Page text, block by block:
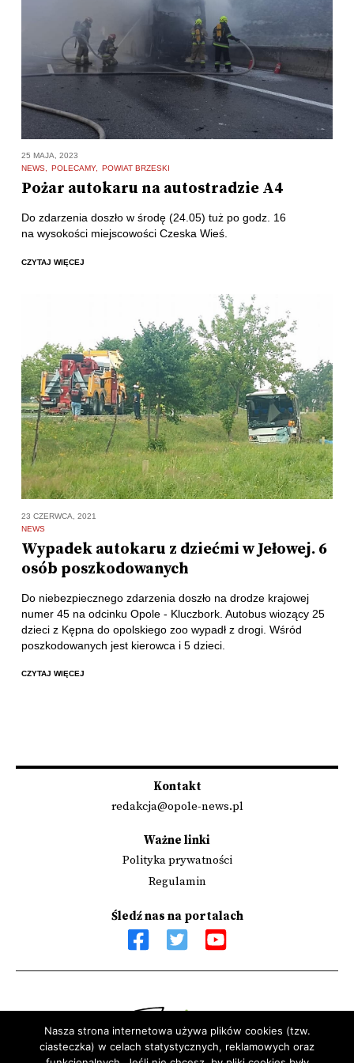
25 MAJA, 2023
NEWS
POLECAMY POWIAT BRZESKI
Pożar autokaru na autostradzie A4
Do zdarzenia doszło w środę (24.05) tuż po godz. 16
na wysokości miejscowości Czeska Wieś.
CZYTAJ WIĘCEJ
23 CZERWCA, 2021
NEWS
Wypadek autokaru z dziećmi w Jełowej. 6
osób poszkodowanych
Do niebezpiecznego zdarzenia doszło na drodze krajowej
numer 45 na odcinku Opole - Kluczbork. Autobus wiozący 25
dzieci z Kępna do opolskiego zoo wypadł z drogi. Wśród
poszkodowanych jest kierowca i 5 dzieci.
CZYTAJ WIĘCEJ
Kontakt
redakcja@opole-news.pl
Ważne linki
Polityka prywatności
Regulamin
Śledź nas na portalach
Sfinansowano przez Narodowy Instytut Wolności - Centrum
Nasza strona internetowa używa plików cookies (tzw.
ciasteczka) w celach statystycznych, reklamowych oraz